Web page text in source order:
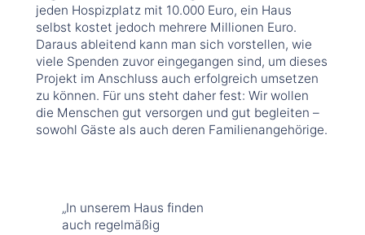
jeden Hospizplatz mit 10.000 Euro, ein Haus
selbst kostet jedoch mehrere Millionen Euro.
Daraus ableitend kann man sich vorstellen, wie
viele Spenden zuvor eingegangen sind, um dieses
Projekt im Anschluss auch erfolgreich umsetzen
zu können. Für uns steht daher fest: Wir wollen
die Menschen gut versorgen und gut begleiten –
sowohl Gäste als auch deren Familienangehörige.
„In unserem Haus finden
auch regelmäßig